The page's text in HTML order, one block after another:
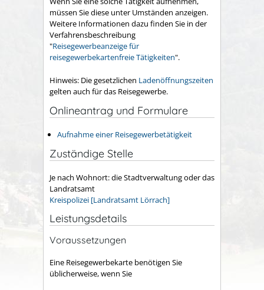
müssen Sie diese unter Umständen anzeigen.
Weitere Informationen dazu finden Sie in der
Verfahrensbeschreibung
"Reisegewerbeanzeige für
reisegewerbekartenfreie Tätigkeiten".
Hinweis: Die gesetzlichen Ladenöffnungszeiten
gelten auch für das Reisegewerbe.
Onlineantrag und Formulare
Aufnahme einer Reisegewerbetätigkeit
Zuständige Stelle
Je nach Wohnort: die Stadtverwaltung oder das
Landratsamt
Kreispolizei [Landratsamt Lörrach]
Leistungsdetails
Voraussetzungen
Eine Reisegewerbekarte benötigen Sie
üblicherweise, wenn Sie